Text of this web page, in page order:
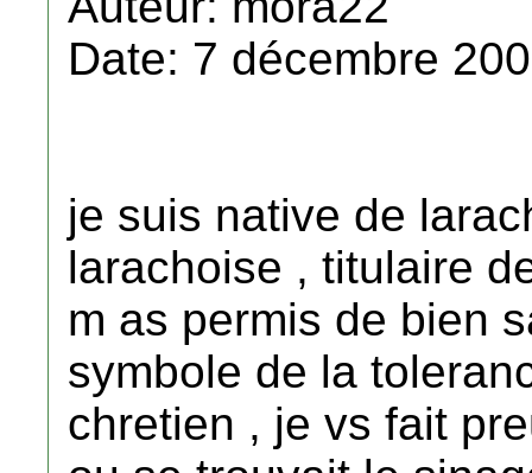
Date: 7 décembre
je suis native de
larachoise , titulaire
m as permis de bien
symbole de la
chretien , je vs fait